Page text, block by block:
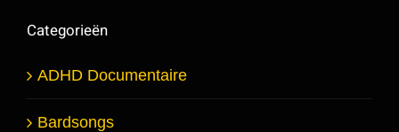
Categorieën
ADHD Documentaire
Bardsongs